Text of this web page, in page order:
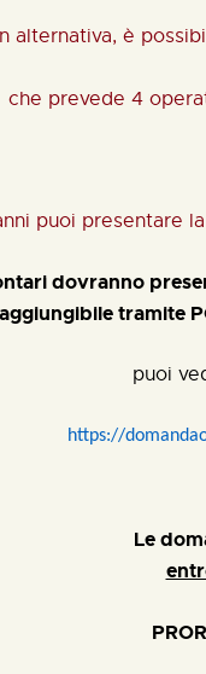
alternativa, è
che prevede 4
puoi presentare
dovranno
tramite
puoi
https://
Le